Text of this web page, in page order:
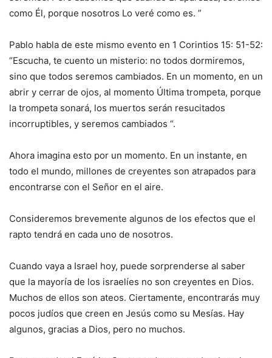
como Él, porque nosotros Lo veré como es. ”
Pablo habla de este mismo evento en 1 Corintios 15: 51-52:
“Escucha, te cuento un misterio: no todos dormiremos,
sino que todos seremos cambiados. En un momento, en un
abrir y cerrar de ojos, al momento Última trompeta, porque
la trompeta sonará, los muertos serán resucitados
incorruptibles, y seremos cambiados “.
Ahora imagina esto por un momento. En un instante, en
todo el mundo, millones de creyentes son atrapados para
encontrarse con el Señor en el aire.
Consideremos brevemente algunos de los efectos que el
rapto tendrá en cada uno de nosotros.
Cuando vaya a Israel hoy, puede sorprenderse al saber
que la mayoría de los israelíes no son creyentes en Dios.
Muchos de ellos son ateos. Ciertamente, encontrarás muy
pocos judíos que creen en Jesús como su Mesías. Hay
algunos, gracias a Dios, pero no muchos.